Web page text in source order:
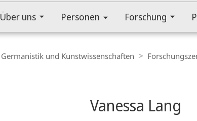
Über uns Personen Forschung
Germanistik und Kunstwissenschaften
Vanessa Lang